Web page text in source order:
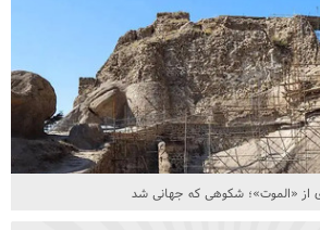
از «الموت»؛ شکوهی که جهانی شد